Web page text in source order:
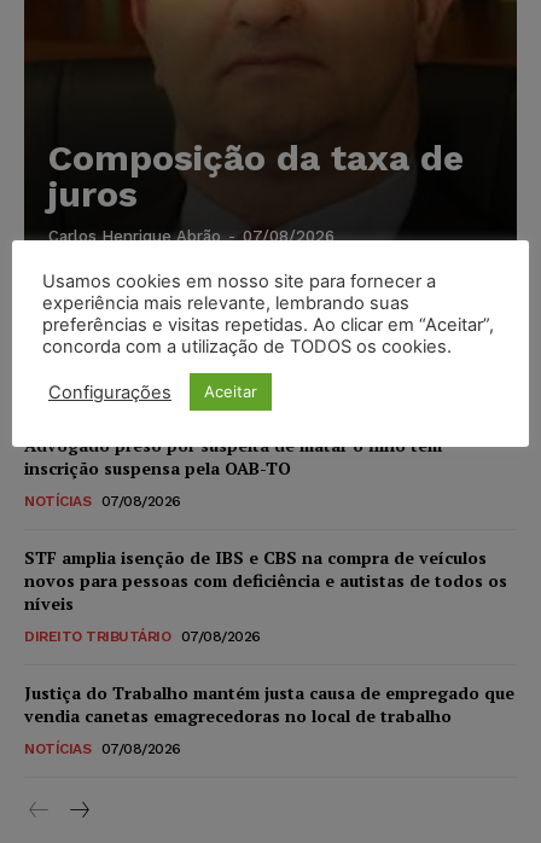
Composição da taxa de
juros
Carlos Henrique Abrão - 07/08/2026
Meta é alvo de denúncia após anúncios com conteúdo
sexual infantil gerado por IA circularem em suas
plataformas
NOTÍCIAS 07/08/2026
Advogado preso por suspeita de matar o filho tem
inscrição suspensa pela OAB-TO
NOTÍCIAS 07/08/2026
STF amplia isenção de IBS e CBS na compra de veículos
novos para pessoas com deficiência e autistas de todos os
níveis
DIREITO TRIBUTÁRIO 07/08/2026
Justiça do Trabalho mantém justa causa de empregado que
vendia canetas emagrecedoras no local de trabalho
NOTÍCIAS 07/08/2026
Usamos cookies em nosso site para fornecer a
experiência mais relevante, lembrando suas
preferências e visitas repetidas. Ao clicar em “Aceitar”,
concorda com a utilização de TODOS os cookies.
Configurações Aceitar